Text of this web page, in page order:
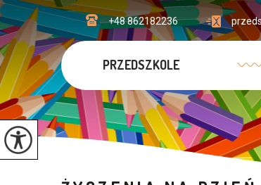
+48 862182236
PRZEDSZKOLE